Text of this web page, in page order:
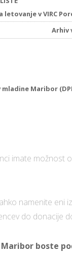
letovanje v VIRC
Arhiv
Maribor
imate možnost
namenite eni
do donacije
Maribor boste